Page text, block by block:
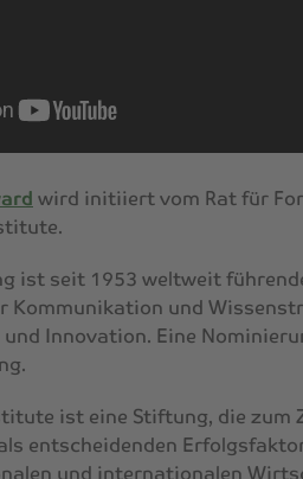
wird initiiert vom Rat für
ist seit 1953 weltweit
Kommunikation und
und Innovation. Eine
ist eine Stiftung, die zum
entscheidenden
und internationalen